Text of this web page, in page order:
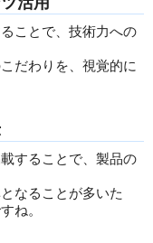
ことで、技術力への
だわりを、視覚的に
することで、製品の
なることが多いた
ね。